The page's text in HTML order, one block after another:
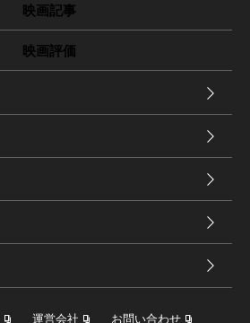
映画記事
映画評価
運営会社 お問い合わせ